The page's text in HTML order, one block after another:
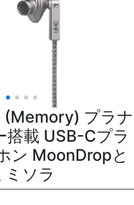
(Memory) プラナ
搭載 USB-Cプラ
ン MoonDropと
ソラ